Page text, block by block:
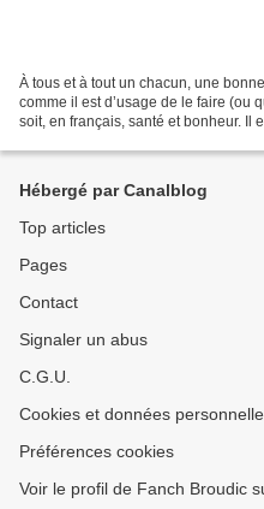
À tous et à tout un chacun, une
comme il est d’usage de le faire (ou
soit, en français, santé et bonheur. Il
Hébergé par Canalblog
Top articles
Pages
Contact
Signaler un abus
C.G.U.
Cookies et données
Préférences cookies
Voir le profil de Fanch Broudic